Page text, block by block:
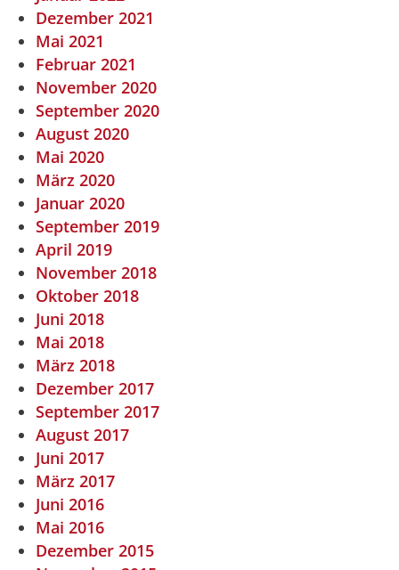
Dezember 2021
Mai 2021
Februar 2021
November 2020
September 2020
August 2020
Mai 2020
März 2020
Januar 2020
September 2019
April 2019
November 2018
Oktober 2018
Juni 2018
Mai 2018
März 2018
Dezember 2017
September 2017
August 2017
Juni 2017
März 2017
Juni 2016
Mai 2016
Dezember 2015